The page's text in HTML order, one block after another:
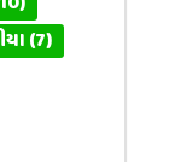
(7)